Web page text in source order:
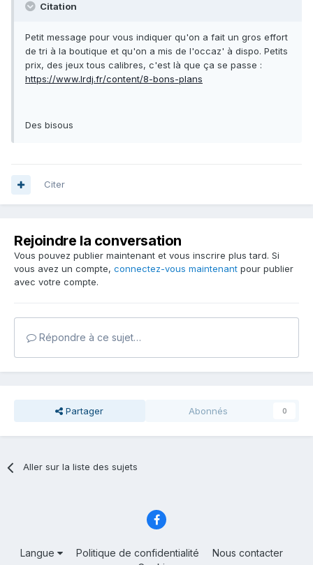
Citation
Petit message pour vous indiquer qu'on a fait un gros effort
de tri à la boutique et qu'on a mis de l'occaz' à dispo. Petits
prix, des jeux tous calibres, c'est là que ça se passe :
https://www.lrdj.fr/content/8-bons-plans
Des bisous
Citer
Rejoindre la conversation
Vous pouvez publier maintenant et vous inscrire plus tard. Si
vous avez un compte, connectez-vous maintenant pour publier
avec votre compte.
Répondre à ce sujet…
Partager Abonnés 0
Aller sur la liste des sujets
Langue Politique de confidentialité
Nous contacter